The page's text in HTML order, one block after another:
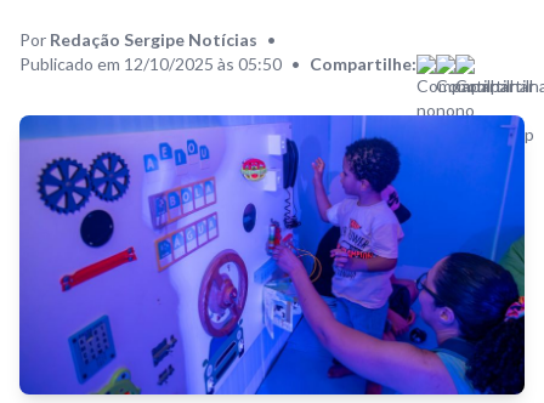
Por Redação Sergipe Notícias •
Publicado em 12/10/2025 às 05:50 • Compartilhe: